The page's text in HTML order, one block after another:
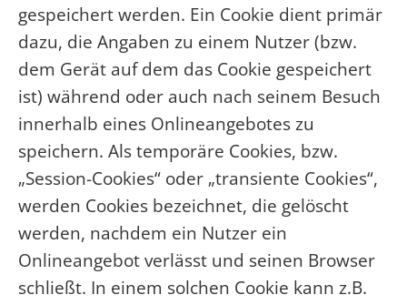
gespeichert werden. Ein Cookie dient primär
dazu, die Angaben zu einem Nutzer (bzw.
dem Gerät auf dem das Cookie gespeichert
ist) während oder auch nach seinem Besuch
innerhalb eines Onlineangebotes zu
speichern. Als temporäre Cookies, bzw.
„Session-Cookies“ oder „transiente Cookies“,
werden Cookies bezeichnet, die gelöscht
werden, nachdem ein Nutzer ein
Onlineangebot verlässt und seinen Browser
schließt. In einem solchen Cookie kann z.B.